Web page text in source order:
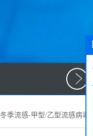
冬季流感-甲型/乙型流感病毒